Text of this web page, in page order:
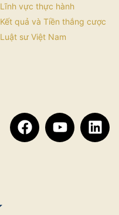
Lĩnh vực thực hành
Kết quả và Tiền thắng cược
Luật sư Việt Nam